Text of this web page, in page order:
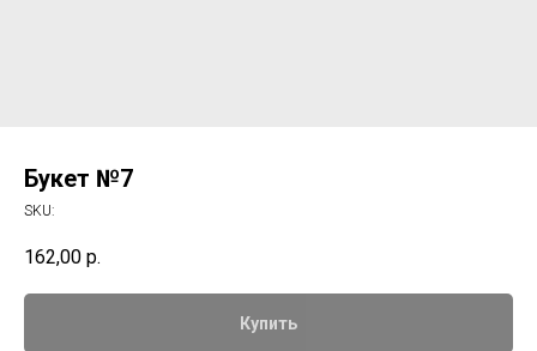
Букет №7
SKU:
162,00 р.
Купить